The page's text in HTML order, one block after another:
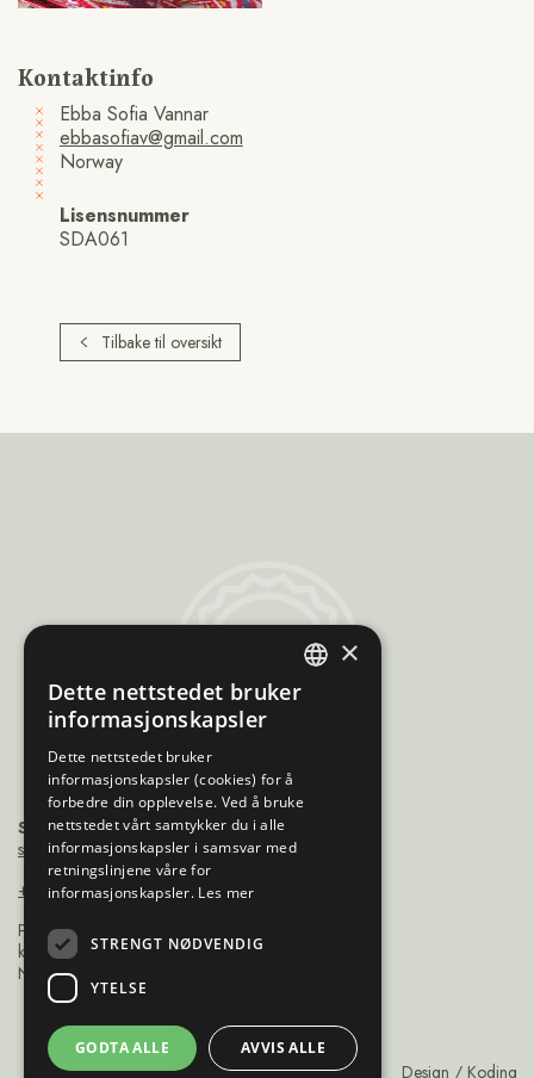
Kontaktinfo
Ebba Sofia Vannar
ebbasofiav@gmail.com
Norway
Lisensnummer
SDA061
Tilbake til oversikt
Sami
Trademarks
Sámiráđđi
saamicouncil@saamicouncil.net
+47 950 25 926
Postboks 162 9735
kárášjohka / karasjok
Norge
Design Koding
ENGLISH
FINNISH
×
Dette nettstedet bruker
informasjonskapsler
Dette nettstedet bruker
informasjonskapsler (cookies) for å
forbedre din opplevelse. Ved å bruke
nettstedet vårt samtykker du i alle
informasjonskapsler i samsvar med
retningslinjene våre for
informasjonskapsler. Les mer
STRENGT NØDVENDIG
YTELSE
GODTA ALLE AVVIS ALLE